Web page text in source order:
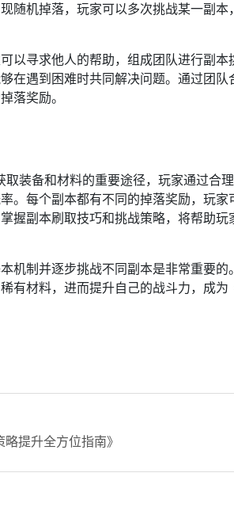
随机掉落，玩家可以多次挑战某一副本
以寻求他人的帮助，组成团队进行副本
在遇到困难时共同解决问题。通过团队
落奖励。
装备和材料的重要途径，玩家通过合
。每个副本都有不同的掉落奖励，玩家
握副本刷取技巧和挑战策略，将帮助玩
机制并逐步挑战不同副本是非常重要的
有材料，进而提升自己的战斗力，成为
提升全方位指南》